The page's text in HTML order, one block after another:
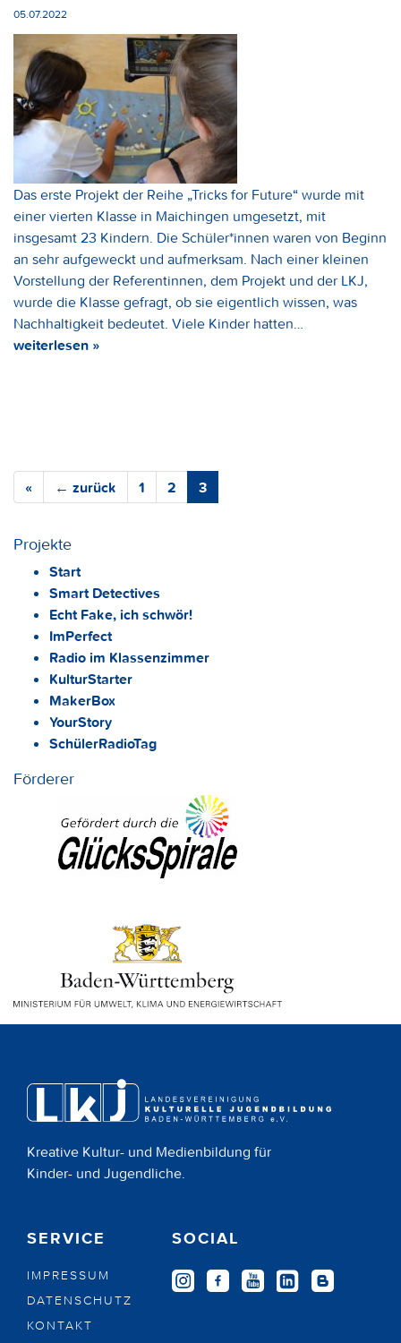
05.07.2022
Das erste Projekt der Reihe „Tricks for Future“ wurde mit
einer vierten Klasse in Maichingen umgesetzt, mit
insgesamt 23 Kindern. Die Schüler*innen waren von Beginn
an sehr aufgeweckt und aufmerksam. Nach einer kleinen
Vorstellung der Referentinnen, dem Projekt und der LKJ,
wurde die Klasse gefragt, ob sie eigentlich wissen, was
Nachhaltigkeit bedeutet. Viele Kinder hatten…
weiterlesen »
« ← zurück 1 2 3
Projekte
Start
Smart Detectives
Echt Fake, ich schwör!
ImPerfect
Radio im Klassenzimmer
KulturStarter
MakerBox
YourStory
SchülerRadioTag
Förderer
Kreative Kultur- und Medienbildung für
Kinder- und Jugendliche.
SERVICE
IMPRESSUM
DATENSCHUTZ
KONTAKT
SOCIAL